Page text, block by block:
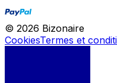
© 2026 Bizonaire
CookiesTermes et